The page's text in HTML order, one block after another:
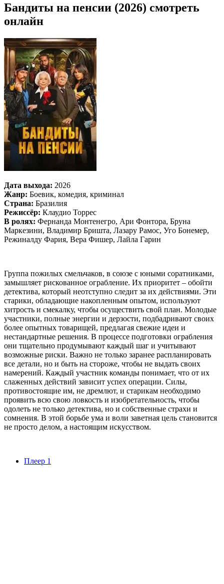
Бандиты на пенсии (2026) смотреть
онлайн
Дата выхода: 2026
Жанр: Боевик, комедия, криминал
Страна: Бразилия
Режиссёр: Клаудио Торрес
В ролях: Фернанда Монтенегро, Ари Фонтора, Бруна
Маркезини, Владимир Бришта, Лазару Рамос, Уго Бонемер,
Режиналду Фария, Вера Фишер, Лайла Гарин
Группа пожилых смельчаков, в союзе с юными соратниками,
замышляет рискованное ограбление. Их приоритет – обойти
детектива, который неотступно следит за их действиями. Эти
старики, обладающие накопленным опытом, используют
хитрость и смекалку, чтобы осуществить свой план. Молодые
участники, полные энергии и дерзости, подбадривают своих
более опытных товарищей, предлагая свежие идеи и
нестандартные решения. В процессе подготовки ограбления
они тщательно продумывают каждый шаг и учитывают
возможные риски. Важно не только заранее распланировать
все детали, но и быть на стороже, чтобы не выдать своих
намерений. Каждый участник команды понимает, что от их
слаженных действий зависит успех операции. Силы,
противостоящие им, не дремлют, и старикам необходимо
проявить всю свою ловкость и изобретательность, чтобы
одолеть не только детектива, но и собственные страхи и
сомнения. В этой борьбе ума и воли заветная цель становится
не просто делом, а настоящим искусством.
Плеер 1